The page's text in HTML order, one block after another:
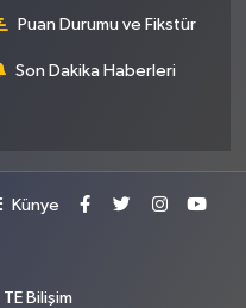
Puan Durumu ve Fikstür
Son Dakika Haberleri
Künye
TE Bilişim